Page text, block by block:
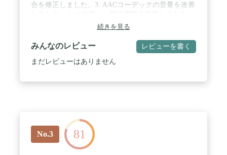
合を修正しました。3. AACコーデックの音量を改善
本アップデートには、Android・iOSアプリの
「Audio-Technica | Connect」を利用。＜2022年12月9
日＞ / "【VGP2023 企画賞】(部門賞:耳穴を塞がずに
音楽再生や通話ができる、世界初となる「軟骨伝
導」ヘッドホンの商品企画に対して) 【VGP2023 金
いため、耳が蒸れることなく衛生面でも安心してお
使いいただけます。※民生機器において。2022年9
月、株式会社CCHサウンド調べ。・本製品は、株式
会社CCHサウンドから許諾された特許を使用してい
続きを見る
みんなのレビュー レビューを書く
まだレビューはありません
No.3 81